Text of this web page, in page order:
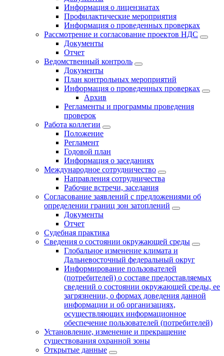
Информация о лицензиатах
Профилактические мероприятия
Информация о проведенных проверках
Рассмотрение и согласование проектов НДС
Документы
Отчет
Ведомственный контроль
Документы
План контрольных мероприятий
Информация о проведенных проверках
Архив
Регламенты и программы проведения
проверок
Работа коллегии
Положение
Регламент
Годовой план
Информация о заседаниях
Международное сотрудничество
Направления сотрудничества
Рабочие встречи, заседания
Согласование заявлений с предложениями об
определении границ зон затоплений
Документы
Отчет
Судебная практика
Сведения о состоянии окружающей среды
Глобальное изменение климата и
Дальневосточный федеральный округ
Информирование пользователей
(потребителей) о составе предоставляемых
сведений о состоянии окружающей среды, ее
загрязнении, о формах доведения данной
информации и об организациях,
осуществляющих информационное
обеспечение пользователей (потребителей)
Установление, изменение и прекращение
существования охранной зоны
Открытые данные